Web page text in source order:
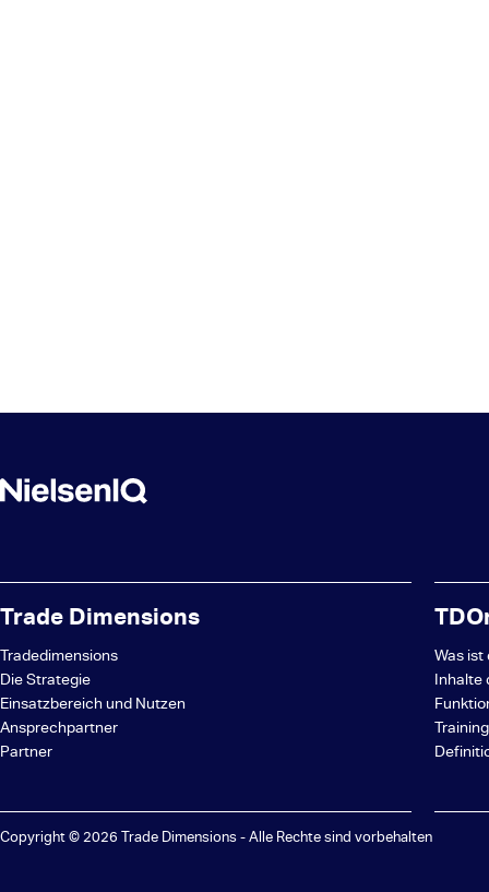
Trade Dimensions
Tradedimensions
Die Strategie
Einsatzbereich und Nutzen
Ansprechpartner
Partner
Was
Inhalte
Copyright © 2026 Trade Dimensions - Alle Rechte sind vorbehalten